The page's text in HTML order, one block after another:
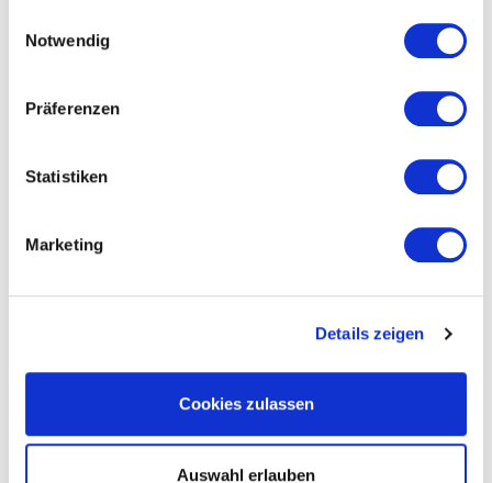
Notwendig
Präferenzen
Statistiken
Marketing
Details zeigen
Cookies zulassen
Auswahl erlauben